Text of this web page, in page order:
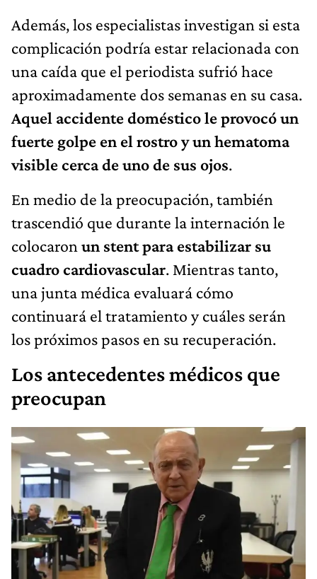
Además, los especialistas investigan si esta
complicación podría estar relacionada con
una caída que el periodista sufrió hace
aproximadamente dos semanas en su casa.
Aquel accidente doméstico le provocó un
fuerte golpe en el rostro y un hematoma
visible cerca de uno de sus ojos.
En medio de la preocupación, también
trascendió que durante la internación le
colocaron un stent para estabilizar su
cuadro cardiovascular. Mientras tanto,
una junta médica evaluará cómo
continuará el tratamiento y cuáles serán
los próximos pasos en su recuperación.
Los antecedentes médicos que
preocupan